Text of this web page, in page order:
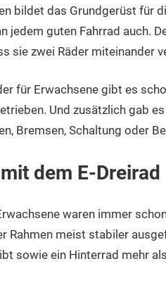
bildet das Grundgerüst für
jedem guten Fahrrad auch.
sie zwei Räder miteinander
für Erwachsene gibt es
Und zusätzlich gab
Bremsen, Schaltung oder
dem E-Dreirad
waren immer
Rahmen meist stabiler
sowie ein Hinterrad mehr